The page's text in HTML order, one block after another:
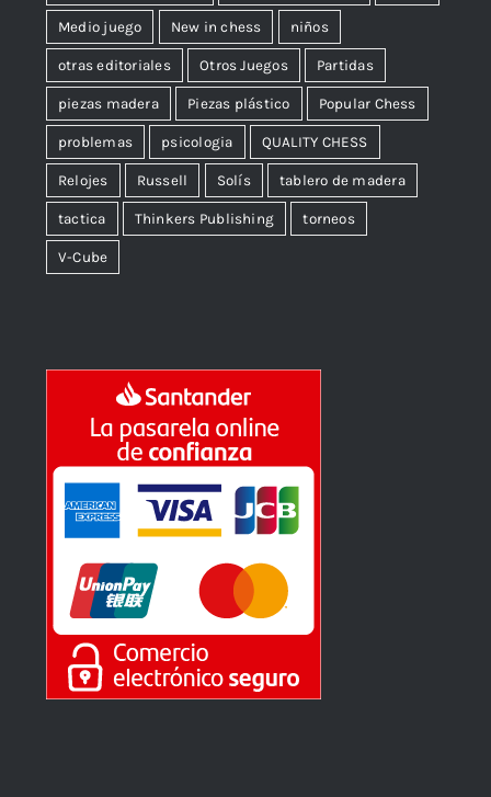
Medio juego New in chess niños
otras editoriales Otros Juegos Partidas
piezas madera Piezas plástico Popular Chess
problemas psicologia QUALITY CHESS
Relojes Russell Solís tablero de madera
tactica Thinkers Publishing torneos
V-Cube